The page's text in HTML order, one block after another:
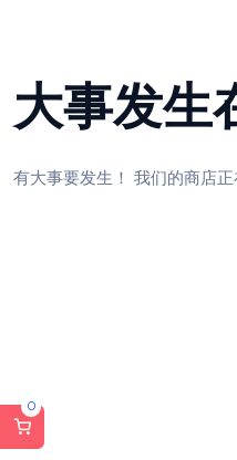
大事发生
有大事要发生！ 我们的商店
0